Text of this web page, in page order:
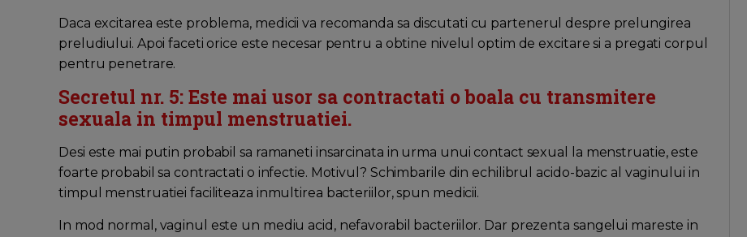
Daca excitarea este problema, medicii va recomanda sa discutati cu partenerul despre prelungirea
preludiului. Apoi faceti orice este necesar pentru a obtine nivelul optim de excitare si a pregati corpul
pentru penetrare.
Secretul nr. 5: Este mai usor sa contractati o boala cu transmitere
sexuala in timpul menstruatiei.
Desi este mai putin probabil sa ramaneti insarcinata in urma unui contact sexual la menstruatie, este
foarte probabil sa contractati o infectie. Motivul? Schimbarile din echilibrul acido-bazic al vaginului in
timpul menstruatiei faciliteaza inmultirea bacteriilor, spun medicii.
In mod normal, vaginul este un mediu acid, nefavorabil bacteriilor. Dar prezenta sangelui mareste in